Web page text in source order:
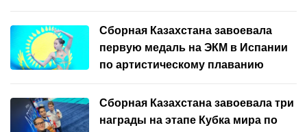
Сборная Казахстана завоевала
первую медаль на ЭКМ в Испании
по артистическому плаванию
Сборная Казахстана завоевала три
награды на этапе Кубка мира по